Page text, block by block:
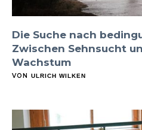
Die Suche nach
Zwischen Sehnsucht
Wachstum
VON ULRICH WILKEN